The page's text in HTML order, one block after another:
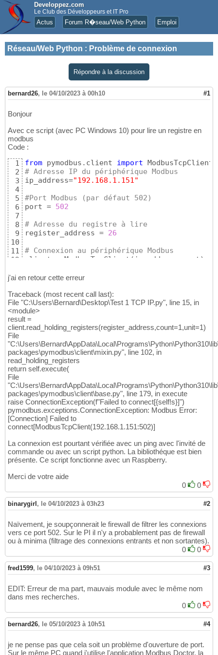
Developpez.com
Le Club des Développeurs et IT Pro
Actus Forum R�seau/Web Python Emploi
Réseau/Web Python : Problème de connexion
Répondre à la discussion
bernard26, le 04/10/2023 à 00h10 #1
Bonjour
Avec ce script (avec PC Windows 10) pour lire un registre en
modbus
Code :
1
2
3
4
5
6
7
8
9
10
11
12
14
16
17
18
19
20
21
22
23
24
25
26
27
28
29
30
31
from pymodbus.client import
# Adresse IP du périphérique Modbus
ip_address="192.168.1.151"
#Port Modbus (par défaut 502)
port = 502
# Adresse du registre à lire
register_address = 26
# Connexion au périphérique Modbus
client = ModbusTcpClient ( ip_address,port )
# Lire la valeur du registre
if
print("Erreur lors de la lecture du
print("Réponse complète:",result)
if len (result.registers)
        value = result.registers
print
else:
print ("Aucune donnée de registre
# Fermer la connexion
j'ai en retour cette erreur
Traceback (most recent call last):
File "C:\Users\Bernard\Desktop\Test 1 TCP IP.py", line 15, in
<module>
result =
client.read_holding_registers(register_address,count=1,unit=1)
File
packages\pymodbus\client\mixin.py", line 102, in
read_holding_registers
return self.execute(
File
packages\pymodbus\client\base.py", line 179, in execute
raise ConnectionException(f"Failed to connect[{self!s}]")
pymodbus.exceptions.ConnectionException: Modbus Error:
[Connection] Failed to
connect[ModbusTcpClient(192.168.1.151:502)]
La connexion est pourtant vérifiée avec un ping avec l'invité de
commande ou avec un script python. La bibliothéque est bien
présente. Ce script fonctionne avec un Raspberry.
Merci de votre aide
0
0
binarygirl , le 04/10/2023 à 03h23 #2
Naïvement, je soupçonnerait le firewall de filtrer les connexions
vers ce port 502. Sur le PI il n'y a probablement pas de firewall
ou à minima (filtrage des connexions entrants et non sortantes).
0
0
fred1599, le 04/10/2023 à 09h51 #3
EDIT: Erreur de ma part, mauvais module avec le même nom
dans mes recherches.
0
0
bernard26, le 05/10/2023 à 10h51 #4
je ne pense pas que cela soit un problème d'ouverture de port.
Sur le même PC quand j'utilise l'application Modbus Doctor, la